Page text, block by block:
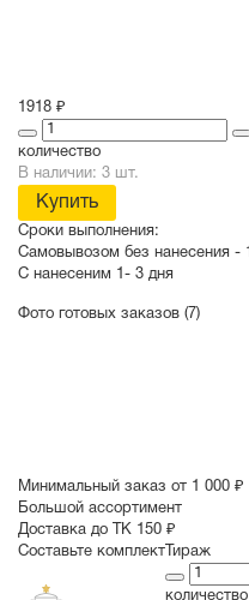
1918 ₽
количество
В наличии: 3 шт.
Купить
Сроки выполнения:
Самовывозом без нанесения -
С нанесеним
1- 3 дня
Фото готовых заказов (7)
Минимальный заказ от 1 000 ₽
Большой ассортимент
Доставка до ТК 150 ₽
Составьте комплект Тираж
количество